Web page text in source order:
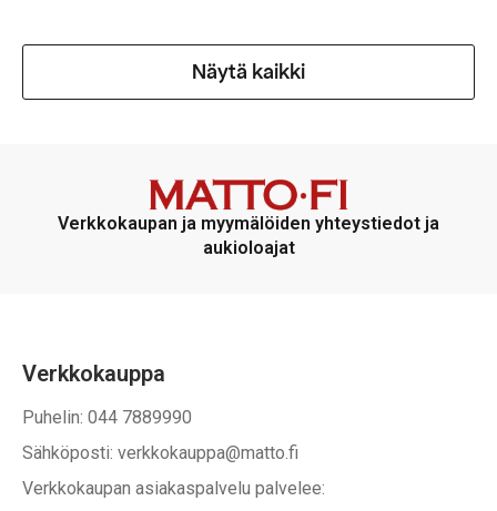
Näytä kaikki
Verkkokaupan ja myymälöiden yhteystiedot ja
aukioloajat
Verkkokauppa
Puhelin: 044 7889990
Sähköposti: verkkokauppa@matto.fi
Verkkokaupan asiakaspalvelu palvelee: